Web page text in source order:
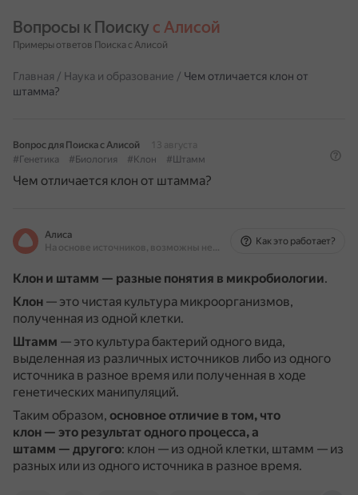
Вопросы к Поиску с Алисой
Примеры ответов Поиска с Алисой
Главная / Наука и образование / Чем отличается клон от
штамма?
Вопрос для Поиска с Алисой
13 августа
#Генетика
#Биология #Клон #Штамм
Чем отличается клон от штамма?
Алиса
На основе источников, возможны неточности
Как это работает?
Клон и штамм — разные понятия в микробиологии.
Клон — это чистая культура микроорганизмов,
полученная из одной клетки.
Штамм — это культура бактерий одного вида,
выделенная из различных источников либо из одного
источника в разное время или полученная в ходе
генетических манипуляций.
Таким образом, основное отличие в том, что
клон — это результат одного процесса, а
штамм — другого: клон — из одной клетки, штамм — из
разных или из одного источника в разное время.